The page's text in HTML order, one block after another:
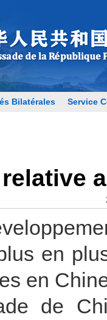
Bilatérales Service
en
en
de